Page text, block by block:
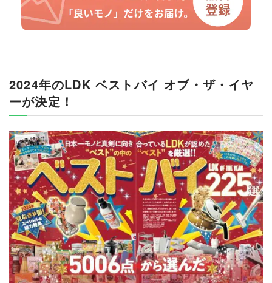
2024年のLDK ベストバイ オブ・ザ・イヤ
ーが決定！